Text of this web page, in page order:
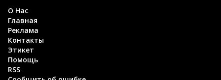
О Нас
Главная
Реклама
Контакты
Этикет
Помощь
RSS